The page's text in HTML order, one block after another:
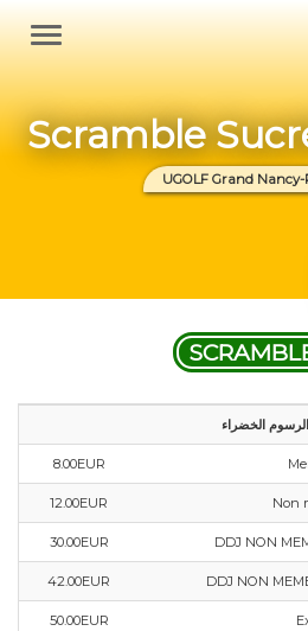
Scramble
الرسوم الخضراء
8.00EUR
Non
12.00EUR
DDJ NON
30.00EUR
DDJ NON
42.00EUR
50.00EUR